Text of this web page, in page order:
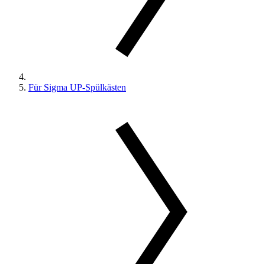
Für Sigma UP-Spülkästen